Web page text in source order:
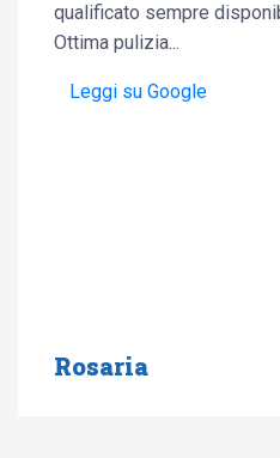
qualificato sempre
Ottima pulizia...
Leggi su Google
Rosaria